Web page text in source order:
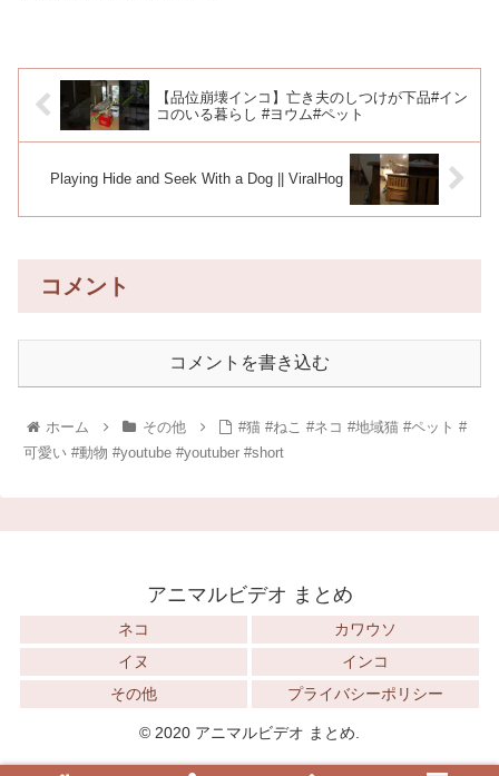
【品位崩壊インコ】亡き夫のしつけが下品#イン
コのいる暮らし #ヨウム#ペット
Playing Hide and Seek With a Dog || ViralHog
コメント
コメントを書き込む
ホーム その他
#猫 #ねこ #ネコ #地域猫 #ペット #
可愛い #動物 #youtube #youtuber #short
アニマルビデオ まとめ
ネコ
カワウソ
イヌ
インコ
その他
プライバシーポリシー
© 2020 アニマルビデオ まとめ.